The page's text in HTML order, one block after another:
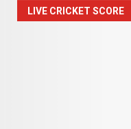
LIVE CRICKET SCORE